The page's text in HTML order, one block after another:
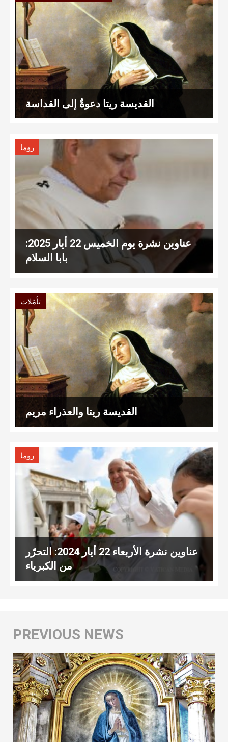
القديسة ريتا دعوةٌ إلى القداسة
روما
عناوين نشرة يوم الخميس 22 أيار 2025:
بابا السلام
تأمّلات
القديسة ريتا والعذراء مريم
روما
عناوين نشرة الأربعاء 22 أيار 2024: التحرّر
من الكبرياء